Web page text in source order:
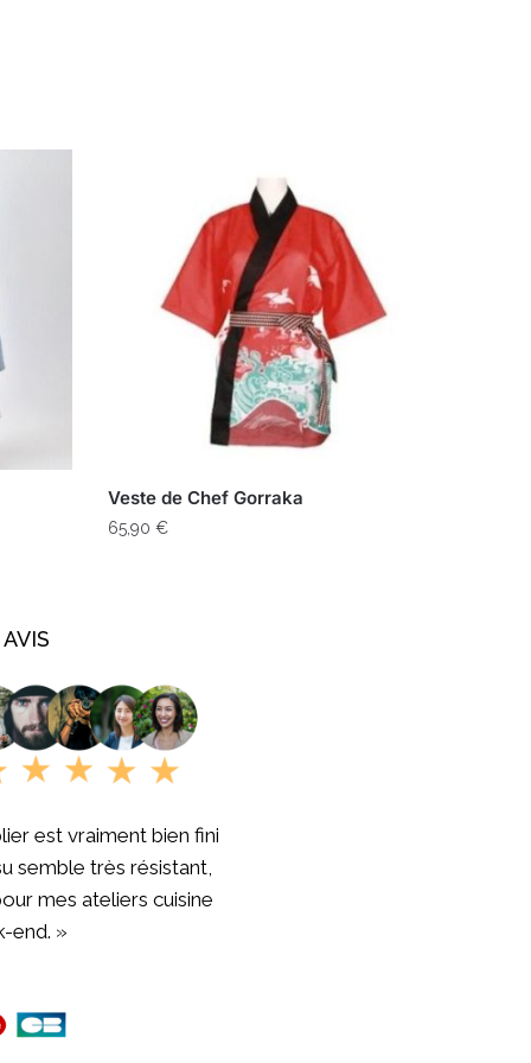
Veste de Chef Gorraka
65,90 €
est vraiment bien fini
semble très résistant,
mes ateliers cuisine
end. »
recommande !! »